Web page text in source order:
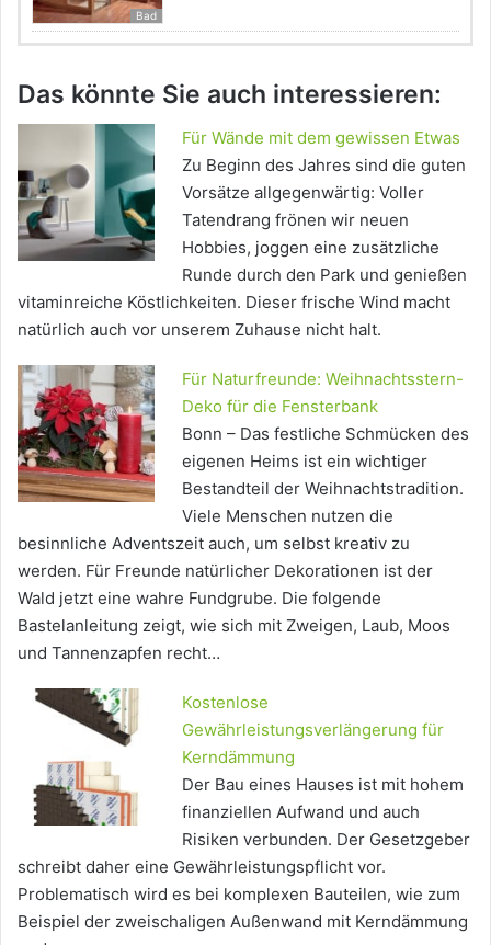
Bad
Das könnte Sie auch interessieren:
Für Wände mit dem gewissen Etwas
Zu Beginn des Jahres sind die guten
Vorsätze allgegenwärtig: Voller
Tatendrang frönen wir neuen
Hobbies, joggen eine zusätzliche
Runde durch den Park und genießen
vitaminreiche Köstlichkeiten. Dieser frische Wind macht
natürlich auch vor unserem Zuhause nicht halt.
Für Naturfreunde: Weihnachtsstern-
Deko für die Fensterbank
Bonn – Das festliche Schmücken des
eigenen Heims ist ein wichtiger
Bestandteil der Weihnachtstradition.
Viele Menschen nutzen die
besinnliche Adventszeit auch, um selbst kreativ zu
werden. Für Freunde natürlicher Dekorationen ist der
Wald jetzt eine wahre Fundgrube. Die folgende
Bastelanleitung zeigt, wie sich mit Zweigen, Laub, Moos
und Tannenzapfen recht…
Kostenlose
Gewährleistungsverlängerung für
Kerndämmung
Der Bau eines Hauses ist mit hohem
finanziellen Aufwand und auch
Risiken verbunden. Der Gesetzgeber
schreibt daher eine Gewährleistungspflicht vor.
Problematisch wird es bei komplexen Bauteilen, wie zum
Beispiel der zweischaligen Außenwand mit Kerndämmung